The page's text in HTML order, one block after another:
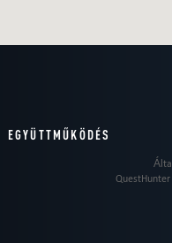
EGYÜTTMŰKÖDÉS